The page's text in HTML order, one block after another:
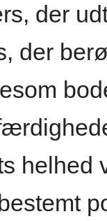
der
der
helhed